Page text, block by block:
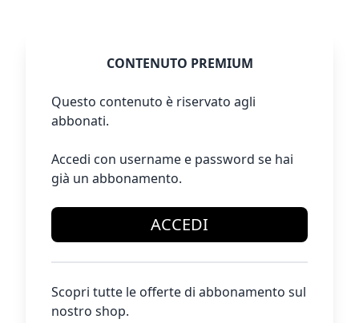
CONTENUTO PREMIUM
Questo contenuto è riservato agli
abbonati.
Accedi con username e password se hai
già un abbonamento.
ACCEDI
Scopri tutte le offerte di abbonamento sul
nostro shop.